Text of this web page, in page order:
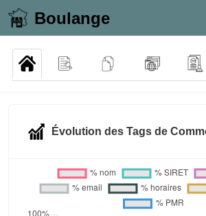
Boulange
Évolution des Tags de